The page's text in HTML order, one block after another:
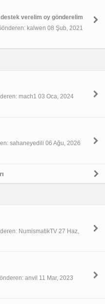
verelim oy gönderelim
kalwen 08 Şub, 2021
mach1 03 Oca, 2024
sahaneyedili 06 Ağu, 2026
NumismatikTV 27 Haz,
anvil 11 Mar, 2023